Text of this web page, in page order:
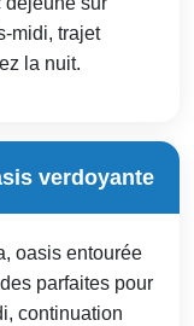
midi, trajet
la nuit.
verdoyante
oasis entourée
parfaites pour
continuation